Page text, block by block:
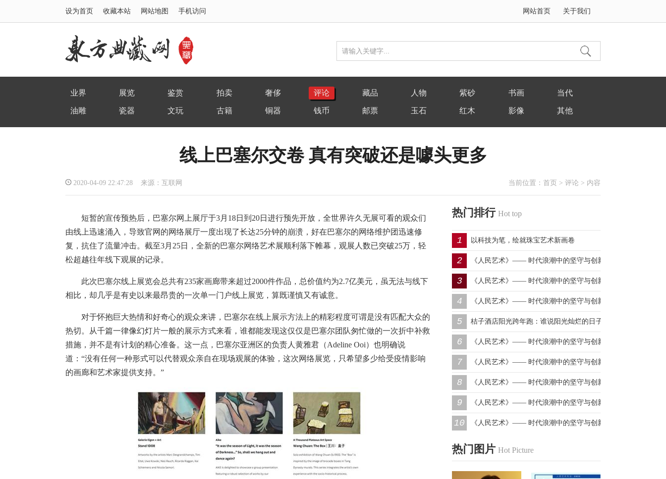
设为首页 收藏本站 网站地图 手机访问 网站首页 关于我们
业界 展览 鉴赏 拍卖 奢侈 评论 藏品 人物 紫砂 书画 当代
油雕 瓷器 文玩 古籍 铜器 钱币 邮票 玉石 红木 影像 其他
线上巴塞尔交卷 真有突破还是噱头更多
2020-04-09 22:47:28 来源：互联网 当前位置： 首页 > 评论 > 内容
短暂的宣传预热后，巴塞尔网上展厅于3月18日到20日进行预先开放，全世界许久无展可看的观众们
由线上迅速涌入，导致官网的网络展厅一度出现了长达25分钟的崩溃，好在巴塞尔的网络维护团迅速修
复，抗住了流量冲击。截至3月25日，全新的巴塞尔网络艺术展顺利落下帷幕，观展人数已突破25万，轻
松超越往年线下观展的记录。
此次巴塞尔线上展览会总共有235家画廊带来超过2000件作品，总价值约为2.7亿美元，虽无法与线下
相比，却几乎是有史以来最昂贵的一次单一门户线上展览，算既谨慎又有诚意。
对于怀抱巨大热情和好奇心的观众来讲，巴塞尔在线上展示方法上的精彩程度可谓是没有匹配大众的
热切。从千篇一律像幻灯片一般的展示方式来看，谁都能发现这仅仅是巴塞尔团队匆忙做的一次折中补救
措施，并不是有计划的精心准备。这一点，巴塞尔亚洲区的负责人黄雅君（Adeline Ooi）也明确说
道：“没有任何一种形式可以代替观众亲自在现场观展的体验，这次网络展览，只希望多少给受疫情影响
的画廊和艺术家提供支持。”
热门排行 Hot top
1 以科技为笔，绘就珠宝艺术新画卷
2 《人民艺术》—— 时代浪潮中的坚守与创新丨专访朱建谷
3 《人民艺术》—— 时代浪潮中的坚守与创新丨专访王万宏
4 《人民艺术》—— 时代浪潮中的坚守与创新丨专访刘小爱
5 桔子酒店阳光跨年跑：谁说阳光灿烂的日子，一定要在远
方？
6 《人民艺术》—— 时代浪潮中的坚守与创新丨专访莫怀远
7 《人民艺术》—— 时代浪潮中的坚守与创新丨专访卿笃武
8 《人民艺术》—— 时代浪潮中的坚守与创新丨专访张涛
9 《人民艺术》—— 时代浪潮中的坚守与创新丨专访沈志昂
10 《人民艺术》—— 时代浪潮中的坚守与创新丨专访李润德
热门图片 Hot Picture